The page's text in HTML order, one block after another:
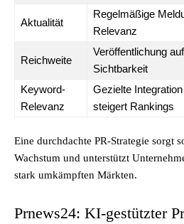
Aktualität
Regelmäßige
Relevanz
Reichweite
Veröffentlichung
Sichtbarkeit
Keyword-
Relevanz
Gezielte
steigert Rankings
Eine durchdachte PR-Strategie sorgt
Wachstum und unterstützt
stark umkämpften Märkten.
Prnews24: KI-gestützter